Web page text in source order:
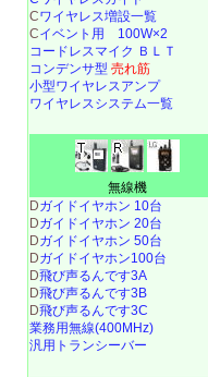
Cワイヤレス増設一覧
Cイベント用 100W×2
コードレスマイク ＢＬＴ
コンデンサ型 売れ筋
小型ワイヤレスアンプ
ワイヤレスシステム一覧
無線機
Dガイドイヤホン 10台
Dガイドイヤホン 20台
Dガイドイヤホン 50台
Dガイドイヤホン100台
D飛び声るんです3A
D飛び声るんです3B
D飛び声るんです3C
業務用無線(400MHz)
汎用トランシーバー